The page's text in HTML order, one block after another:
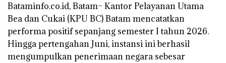
‎Bataminfo.co.id, Batam– Kantor Pelayanan Utama
Bea dan Cukai (KPU BC) Batam mencatatkan
performa positif sepanjang semester I tahun 2026.
Hingga pertengahan Juni, instansi ini berhasil
mengumpulkan penerimaan negara sebesar